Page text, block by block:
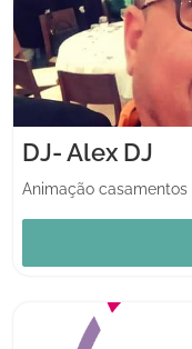
DJ- Alex DJ
Animação casamentos